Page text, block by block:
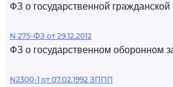
ФЗ о государственной
N 275-ФЗ от 29.12.2012
ФЗ о государственном оборонном
N2300-1 от 07.02.1992 ЗППП